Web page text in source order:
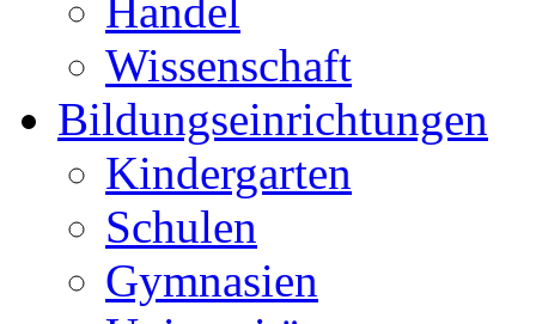
Handel
Wissenschaft
Bildungseinrichtungen
Kindergarten
Schulen
Gymnasien